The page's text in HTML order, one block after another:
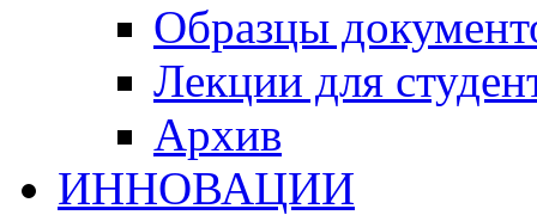
Образцы
Лекции для
Архив
ИННОВАЦИИ